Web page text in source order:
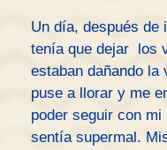
Un día, después de
tenía que dejar los
estaban dañando la
puse a llorar y me
poder seguir con
sentía supermal.